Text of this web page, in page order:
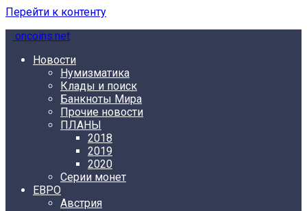
Перейти к контенту
oncoins.net
Новости
Нумизматика
Клады и поиск
Банкноты Мира
Прочие новости
ПЛАНЫ
2018
2019
2020
Серии монет
ЕВРО
Австрия